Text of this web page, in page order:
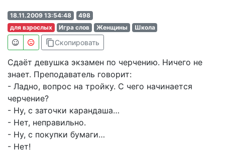
18.11.2009 13:54:48
498
для взрослых
Игра слов Женщины Школа
content_copyСкопировать
Сдаёт девушка экзамен по черчению. Ничего не
знает. Преподаватель говорит:
- Ладно, вопрос на тройку. С чего начинается
черчение?
- Ну, с заточки карандаша…
- Нет, неправильно.
- Ну, с покупки бумаги…
- Нет!